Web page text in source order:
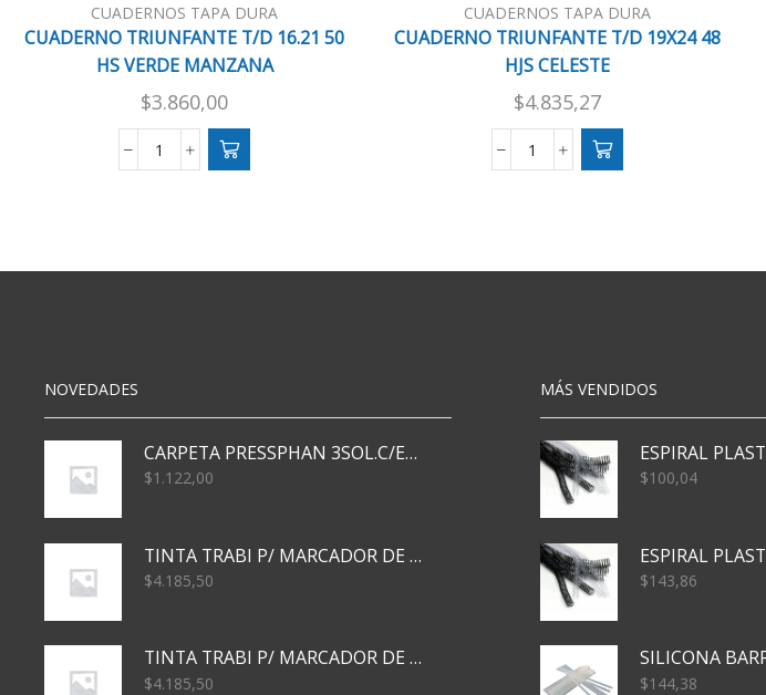
CUADERNOS TAPA DURA
CUADERNO TRIUNFANTE T/D 16.21 50
HS VERDE MANZANA
$3.860,00
CUADERNO
HS
CUADERNOS TAPA DURA
CUADERNO TRIUNFANTE T/D 19X24 48
HJS CELESTE
$4.835,27
CUADERNO
HJS
NOVEDADES
CARPETA PRESSPHAN 3SOL.C/ELAST MARRON A4 P01A
$1.122,00
TINTA TRABI P/ MARCADOR DE PIZARRA x30ml AZUL
$4.185,50
TINTA TRABI P/ MARCADOR DE PIZARRA x30ml ROJO
$4.185,50
MÁS VENDIDOS
$100,04
$143,86
$144,38